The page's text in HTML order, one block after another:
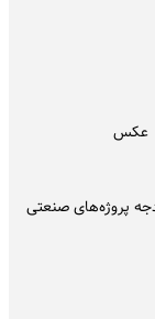
|‌ عکس
مهلک که بودجه پروژه‌های صنعتی